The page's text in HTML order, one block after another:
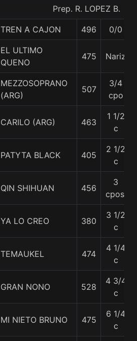
Prep. R. LOPEZ B.
TREN A CAJON 496 0/0
EL ULTIMO
QUENO
475 Nariz
MEZZOSOPRANO
(ARG)
507
3/4
cpo
CARILO (ARG) 463
1 1/2
c
PATYTA BLACK 405
2 1/2
c
QIN SHIHUAN 456
3
cpos.
YA LO CREO 380
3 1/2
c
TEMAUKEL 474
4 1/4
c
GRAN NONO 528
4 3/4
c
MI NIETO BRUNO 475
6 1/4
c